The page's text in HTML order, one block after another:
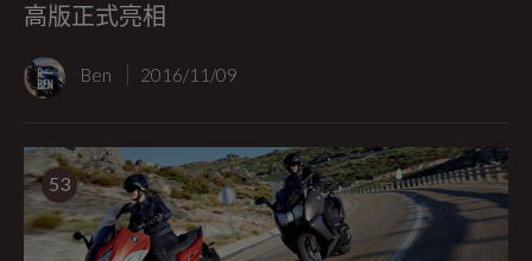
高版正式亮相
Ben 2016/11/09
53